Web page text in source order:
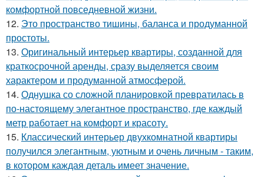
комфортной повседневной жизни.
12. Это пространство тишины, баланса и продуманной
простоты.
13. Оригинальный интерьер квартиры, созданной для
краткосрочной аренды, сразу выделяется своим
характером и продуманной атмосферой.
14. Однушка со сложной планировкой превратилась в
по-настоящему элегантное пространство, где каждый
метр работает на комфорт и красоту.
15. Классический интерьер двухкомнатной квартиры
получился элегантным, уютным и очень личным - таким,
в котором каждая деталь имеет значение.